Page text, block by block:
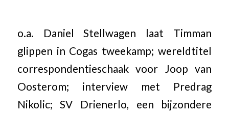
o.a. Daniel Stellwagen laat Timman
glippen in Cogas tweekamp; wereldtitel
correspondentieschaak voor Joop van
Oosterom; interview met Predrag
Nikolic; SV Drienerlo, een bijzondere